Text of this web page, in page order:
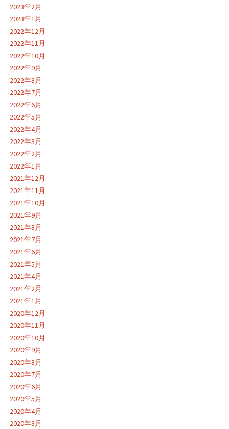
2023年2月
2023年1月
2022年12月
2022年11月
2022年10月
2022年9月
2022年8月
2022年7月
2022年6月
2022年5月
2022年4月
2022年3月
2022年2月
2022年1月
2021年12月
2021年11月
2021年10月
2021年9月
2021年8月
2021年7月
2021年6月
2021年5月
2021年4月
2021年2月
2021年1月
2020年12月
2020年11月
2020年10月
2020年9月
2020年8月
2020年7月
2020年6月
2020年5月
2020年4月
2020年3月